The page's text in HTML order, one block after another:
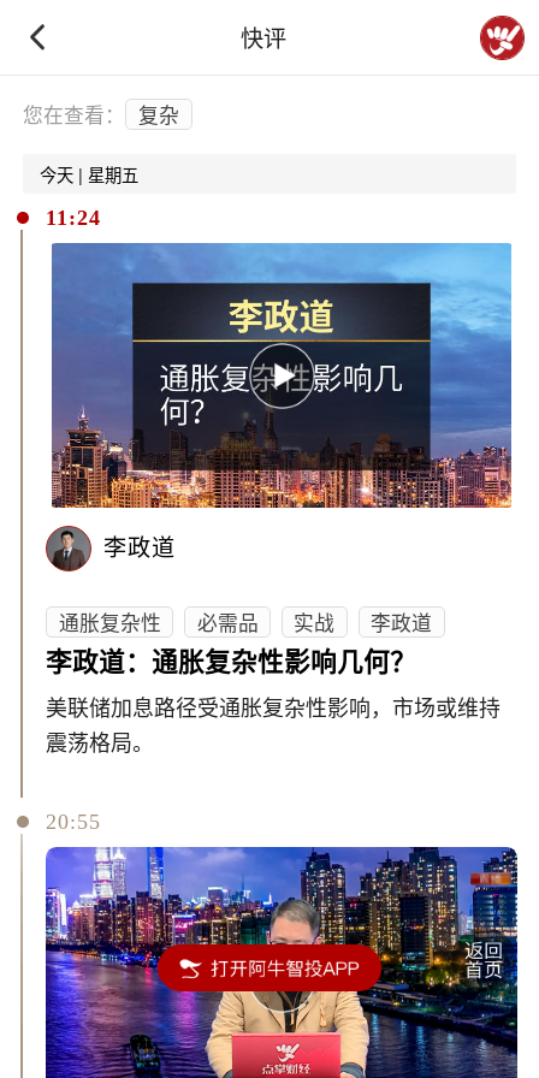
快评
下拉刷新
您在查看： 复杂
今天 | 星期五
11:24
李政道
通胀复杂性 必需品 实战
李政道
李政道：通胀复杂性影响几何？
美联储加息路径受通胀复杂性影响，市场或维持
震荡格局。
20:55